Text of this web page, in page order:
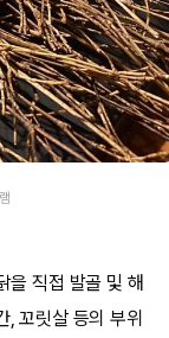
을 직접 발골 및 해
, 꼬릿살 등의 부위